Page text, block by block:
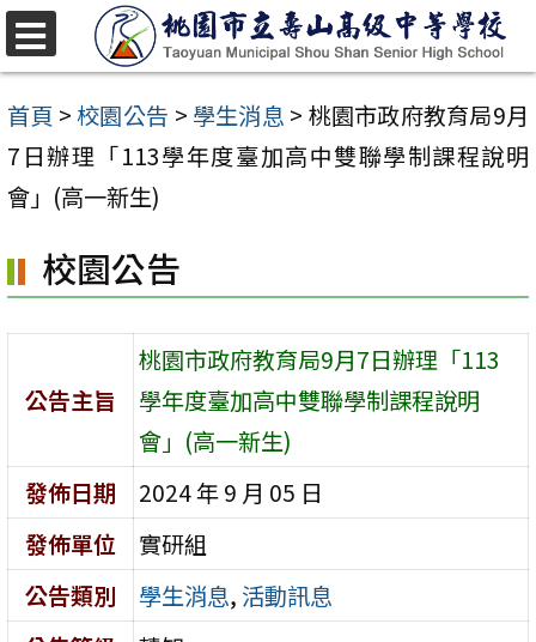
跳
至
主
要
內
區
首頁 >校園公告 > 學生消息 > 桃園市政府教育局9月
7日辦理「113學年度臺加高中雙聯學制課程說明
會」(高一新生)
校園公告
公告主旨
桃園市政府教育局9月7日辦理「113
學年度臺加高中雙聯學制課程說明
會」(高一新生)
發佈日期
2024 年 9 月 05 日
發佈單位
實研組
公告類別
學生消息, 活動訊息
選
單